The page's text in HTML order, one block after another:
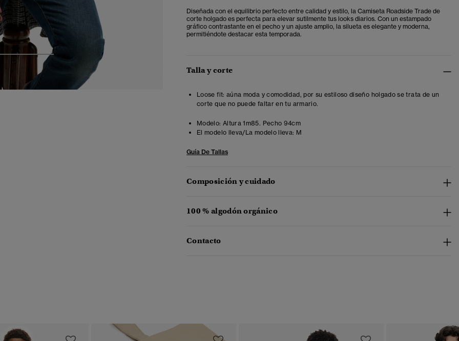
5
Diseñada con el equilibrio perfecto entre calidad y estilo, la Camiseta Roadside Trade de
corte holgado es perfecta para elevar sutilmente tus looks diarios. Con un estampado
gráfico contrastante en el pecho y un ajuste amplio, la silueta es elegante y moderna,
permitiéndote destacar esta temporada.
Talla y corte
Loose fit: aúna moda y comodidad, por su estiloso diseño holgado se trata de un
corte que no puede faltar en tu armario.
Modelo: Altura 1m85. Pecho 94cm
El modelo lleva/La modelo lleva: M
Guía De Tallas
Composición y cuidado
100 % algodón orgánico
Contacto